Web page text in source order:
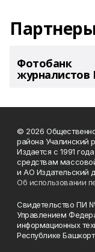
Фотобанк
журналистов
© 2026
района Учалинский
Издается с 1991
средствам
и АО Издательский
Об использовании
Свидетельство ПИ
Управлением
информационных
Республике